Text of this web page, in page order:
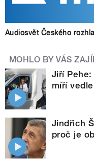
Audiosvět Českého
MOHLO BY VÁS
Jiří Pehe:
míří vedle
Jindřich
proč je